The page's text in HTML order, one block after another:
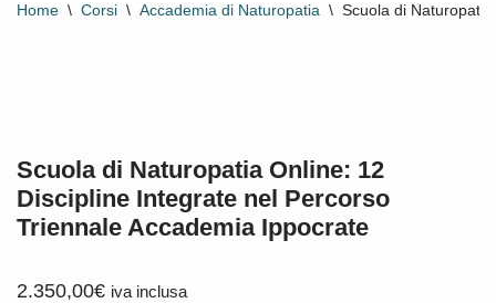
Home \ Corsi \ Accademia di Naturopatia \ Scuola di
Scuola di Naturopatia Online: 12
Discipline Integrate nel Percorso
Triennale Accademia Ippocrate
2.350,00€ iva inclusa